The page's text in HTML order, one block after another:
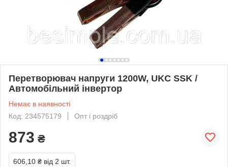
Перетворювач напруги 1200W, UKC SSK /
Автомобільний інвертор
Немає в наявності
Код: 234575179
Опт і роздріб
873 ₴
606,10 ₴ від 2 шт.